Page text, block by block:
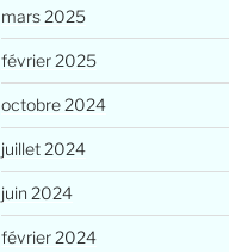
mars 2025
février 2025
octobre 2024
juillet 2024
juin 2024
février 2024